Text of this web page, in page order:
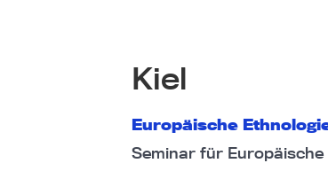
Kiel
Europäische
Seminar für